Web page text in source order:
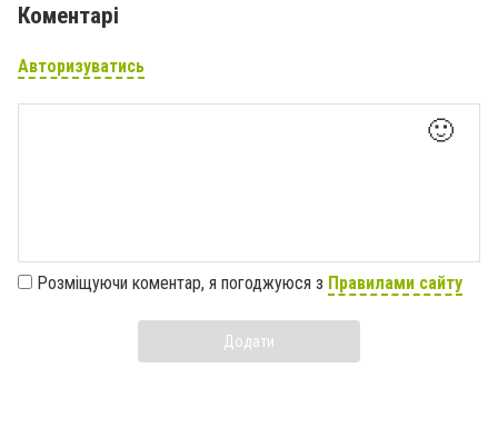
Коментарі
Авторизуватись
🙂
Розміщуючи коментар, я погоджуюся з Правилами сайту
Додати